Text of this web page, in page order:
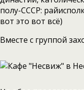
полу-СССР:
вот это вот всё)
Вместе с группой